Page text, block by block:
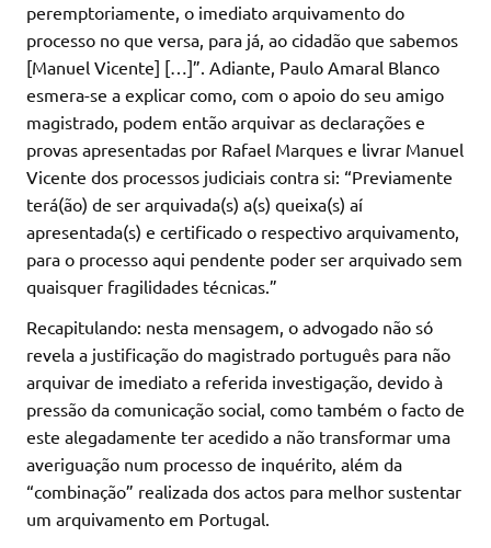
peremptoriamente, o imediato arquivamento do
processo no que versa, para já, ao cidadão que sabemos
[Manuel Vicente] […]”. Adiante, Paulo Amaral Blanco
esmera-se a explicar como, com o apoio do seu amigo
magistrado, podem então arquivar as declarações e
provas apresentadas por Rafael Marques e livrar Manuel
Vicente dos processos judiciais contra si: “Previamente
terá(ão) de ser arquivada(s) a(s) queixa(s) aí
apresentada(s) e certificado o respectivo arquivamento,
para o processo aqui pendente poder ser arquivado sem
quaisquer fragilidades técnicas.”
Recapitulando: nesta mensagem, o advogado não só
revela a justificação do magistrado português para não
arquivar de imediato a referida investigação, devido à
pressão da comunicação social, como também o facto de
este alegadamente ter acedido a não transformar uma
averiguação num processo de inquérito, além da
“combinação” realizada dos actos para melhor sustentar
um arquivamento em Portugal.